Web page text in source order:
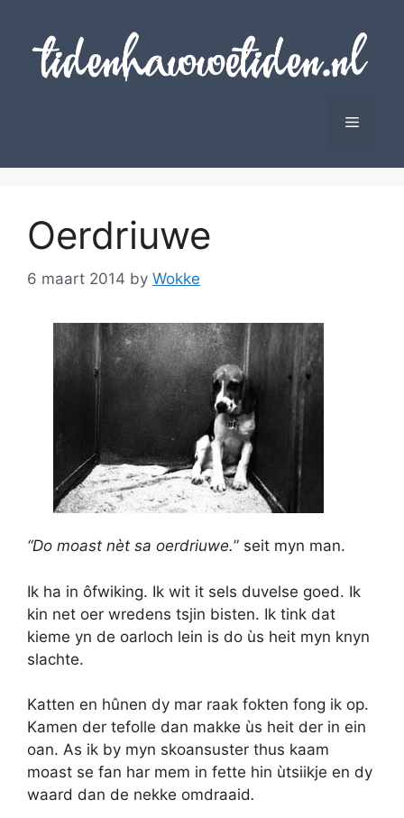
content
Menu
Oerdriuwe
6 maart 2014 by Wokke
“Do moast nèt sa oerdriuwe.” seit myn man.
Ik ha in ôfwiking. Ik wit it sels duvelse goed. Ik
kin net oer wredens tsjin bisten. Ik tink dat
kieme yn de oarloch lein is do ùs heit myn knyn
slachte.
Katten en hûnen dy mar raak fokten fong ik op.
Kamen der tefolle dan makke ùs heit der in ein
oan. As ik by myn skoansuster thus kaam
moast se fan har mem in fette hin ùtsiikje en dy
waard dan de nekke omdraaid.